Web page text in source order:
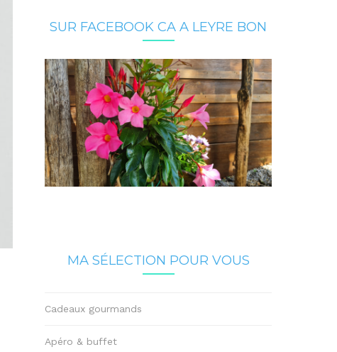
SUR FACEBOOK CA A LEYRE BON
MA SÉLECTION POUR VOUS
Cadeaux gourmands
Apéro & buffet